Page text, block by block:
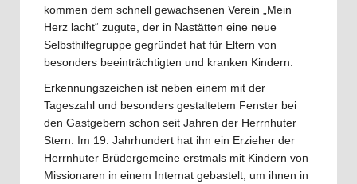
kommen dem schnell gewachsenen Verein „Mein
Herz lacht“ zugute, der in Nastätten eine neue
Selbsthilfegruppe gegründet hat für Eltern von
besonders beeinträchtigten und kranken Kindern.
Erkennungszeichen ist neben einem mit der
Tageszahl und besonders gestaltetem Fenster bei
den Gastgebern schon seit Jahren der Herrnhuter
Stern. Im 19. Jahrhundert hat ihn ein Erzieher der
Herrnhuter Brüdergemeine erstmals mit Kindern von
Missionaren in einem Internat gebastelt, um ihnen in